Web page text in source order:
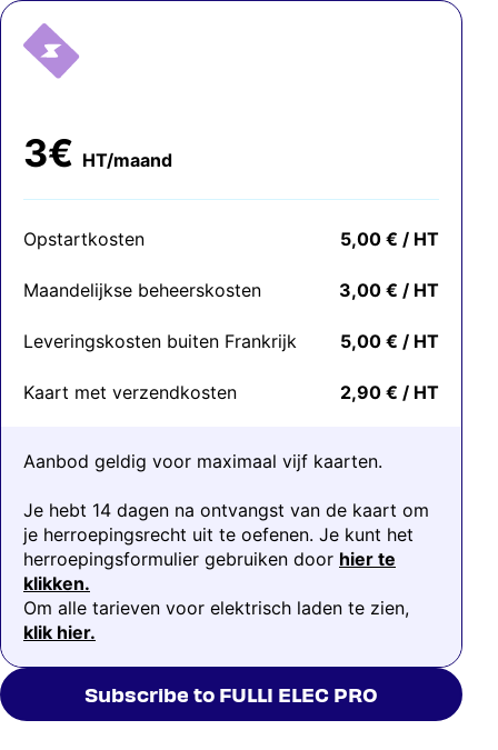
3€ HT/maand
Opstartkosten 5,00 € / HT
Maandelijkse beheerskosten 3,00 € / HT
Leveringskosten buiten Frankrijk 5,00 € / HT
Kaart met verzendkosten 2,90 € / HT
Aanbod geldig voor maximaal vijf kaarten.
Je hebt 14 dagen na ontvangst van de kaart om
je herroepingsrecht uit te oefenen. Je kunt het
herroepingsformulier gebruiken door hier te
klikken.
Om alle tarieven voor elektrisch laden te zien,
klik hier.
Subscribe to FULLI ELEC PRO